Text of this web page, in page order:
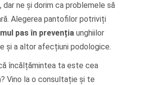
dar ne și dorim ca problemele să
Alegerea pantofilor potriviți
pas în prevenția unghiilor
și a altor afecțiuni podologice.
încălțămintea ta este cea
Vino la o consultație și te